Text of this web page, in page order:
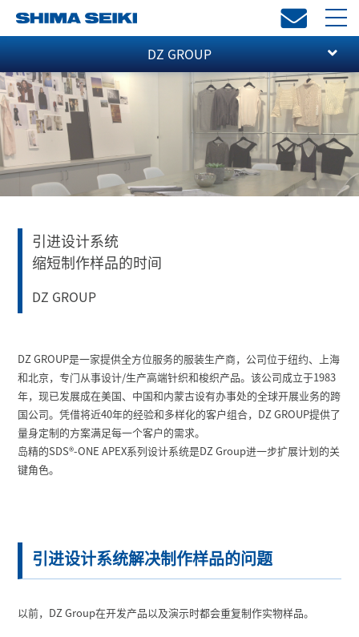
DZ GROUP
引进设计系统
缩短制作样品的时间
DZ GROUP
DZ GROUP是一家提供全方位服务的服装生产商，公司位于纽约、上海
和北京，专门从事设计/生产高端针织和梭织产品。该公司成立于1983
年，现已发展成在美国、中国和内蒙古设有办事处的全球开展业务的跨
国公司。凭借将近40年的经验和多样化的客户组合，DZ GROUP提供了
量身定制的方案满足每一个客户的需求。
岛精的SDS®-ONE APEX系列设计系统是DZ Group进一步扩展计划的关
键角色。
引进设计系统解决制作样品的问题
以前，DZ Group在开发产品以及演示时都会重复制作实物样品。